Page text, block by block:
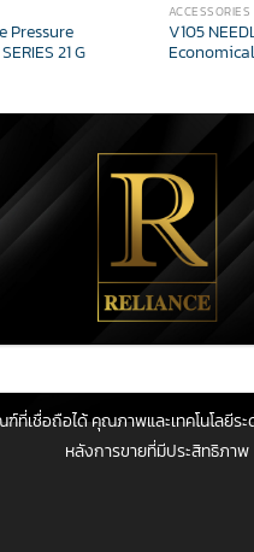
Pressure
21 G
ACCESSORIES
V105
Economical
เชื่อถือได้ คุณภาพและเทคโนโลยีร
หลังการขายที่มีประสิทธิภาพ